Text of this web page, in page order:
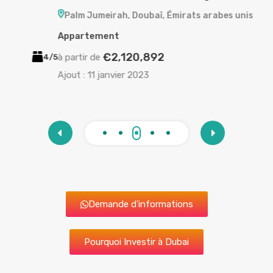
Palm Jumeirah, Doubaï, Émirats arabes unis
Appartement
à partir de €2,120,892
11 janvier 2023
Demande d'informations
Pourquoi Investir à Dubai